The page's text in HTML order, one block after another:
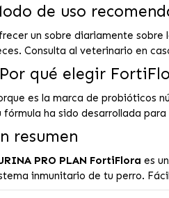
de uso
un sobre diariamente sobre
Consulta al veterinario en
qué elegir
es la marca de probióticos
fórmula ha sido desarrollada
resumen
PRO PLAN FortiFlora es
inmunitario de tu perro.